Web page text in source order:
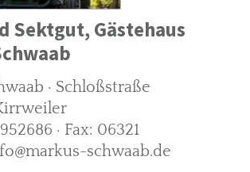
Sektgut, Gästehaus
· Schloßstraße
· Fax: 06321
schwaab.de